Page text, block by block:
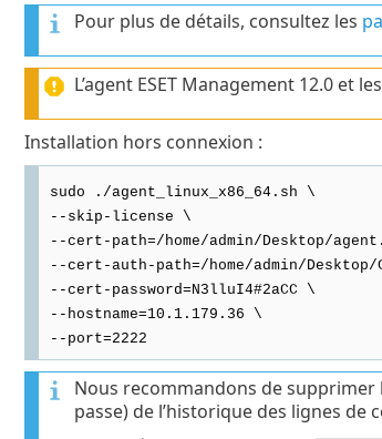
Pour plus de détails, consultez les
L’agent ESET Management 12.0 et
Installation hors connexion :
sudo ./agent_linux_x86_64.sh \
--skip-license \
--cert-path=/home/admin/Desktop/
--cert-auth-path=/home/admin/
--cert-password=N3lluI4#2aCC \
--hostname=10.1.179.36 \
--port=2222
Nous recommandons de supprimer
passe) de l’historique des lignes de